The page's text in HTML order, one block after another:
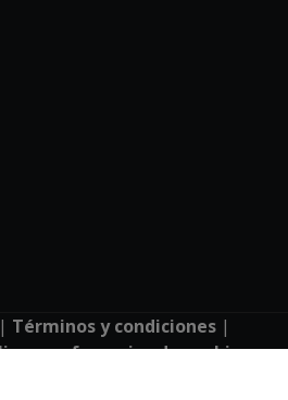
Términos y condiciones|
preferencias de cookies